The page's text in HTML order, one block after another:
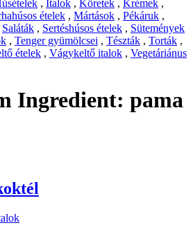
, Italok , Köretek , Krémek ,
ételek , Mártások , Pékáruk ,
Saláták , Sertéshúsos ételek , Sütemények
, Tenger gyümölcsei , Tészták , Torták ,
ételek , Vágykeltő italok , Vegetáriánus
Ingredient: pama